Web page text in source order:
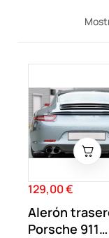
Precio
129,00 €
Alerón
Porsche 911